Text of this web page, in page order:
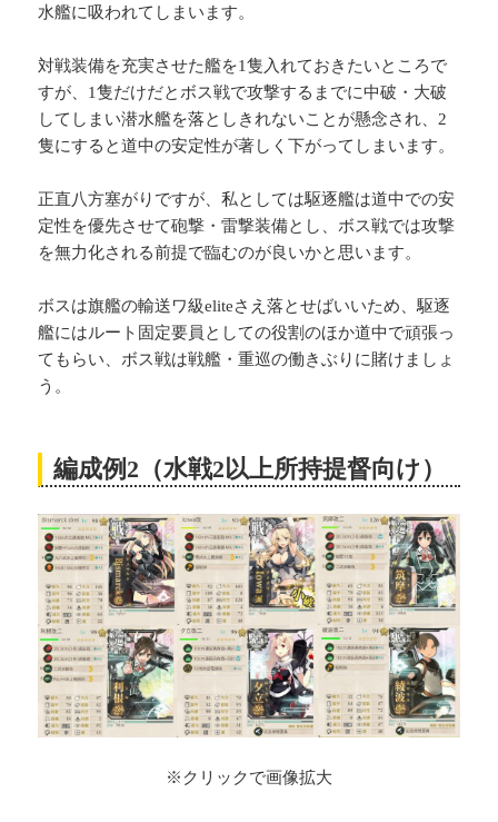
水艦に吸われてしまいます。
対戦装備を充実させた艦を1隻入れておきたいところで
すが、1隻だけだとボス戦で攻撃するまでに中破・大破
してしまい潜水艦を落としきれないことが懸念され、2
隻にすると道中の安定性が著しく下がってしまいます。
正直八方塞がりですが、私としては駆逐艦は道中での安
定性を優先させて砲撃・雷撃装備とし、ボス戦では攻撃
を無力化される前提で臨むのが良いかと思います。
ボスは旗艦の輸送ワ級eliteさえ落とせばいいため、駆逐
艦にはルート固定要員としての役割のほか道中で頑張っ
てもらい、ボス戦は戦艦・重巡の働きぶりに賭けましょ
う。
編成例2（水戦2以上所持提督向け）
※クリックで画像拡大